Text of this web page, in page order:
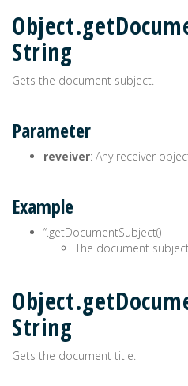
String
Gets the document subject.
Parameter
reveiver: Any receiver
Example
’‘.getDocumentSubject()
The document
String
Gets the document title.